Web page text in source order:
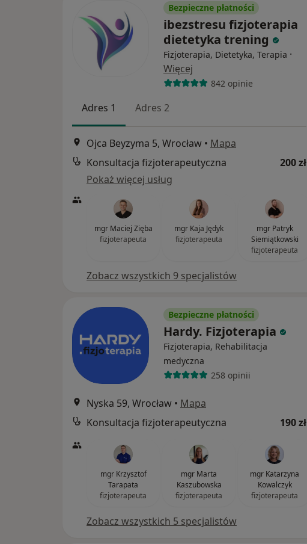
Bezpieczne płatności
ibezstresu fizjoterapia
dietetyka trening
Fizjoterapia, Dietetyka, Terapia ·
Więcej
842 opinie
Adres 1 Adres 2
Ojca Beyzyma 5, Wrocław • Mapa
Konsultacja fizjoterapeutyczna
200 zł
Pokaż więcej usług
mgr Maciej Zięba
fizjoterapeuta
mgr Kaja Jędyk
fizjoterapeuta
mgr Patryk
Siemiątkowski
fizjoterapeuta
Zobacz wszystkich 9 specjalistów
Bezpieczne płatności
Hardy. Fizjoterapia
Fizjoterapia, Rehabilitacja
medyczna
258 opinii
Nyska 59, Wrocław • Mapa
Konsultacja fizjoterapeutyczna
190 zł
mgr Krzysztof
Tarapata
fizjoterapeuta
mgr Marta
Kaszubowska
fizjoterapeuta
mgr Katarzyna
Kowalczyk
fizjoterapeuta
Zobacz wszystkich 5 specjalistów